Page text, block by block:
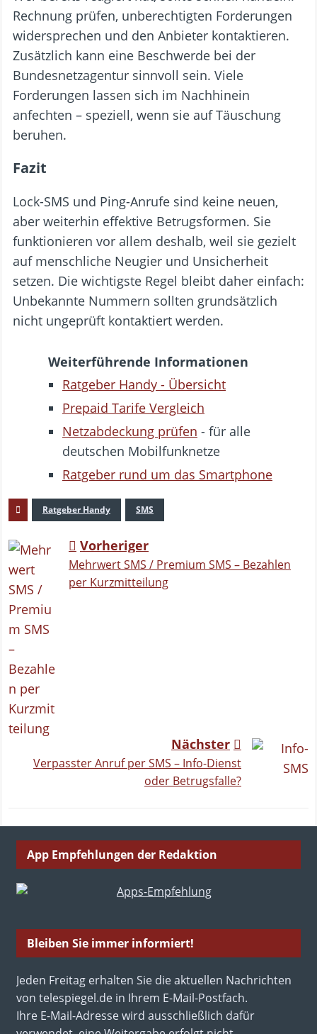
Rechnung prüfen, unberechtigten Forderungen
widersprechen und den Anbieter kontaktieren.
Zusätzlich kann eine Beschwerde bei der
Bundesnetzagentur sinnvoll sein. Viele
Forderungen lassen sich im Nachhinein
anfechten – speziell, wenn sie auf Täuschung
beruhen.
Fazit
Lock-SMS und Ping-Anrufe sind keine neuen,
aber weiterhin effektive Betrugsformen. Sie
funktionieren vor allem deshalb, weil sie gezielt
auf menschliche Neugier und Unsicherheit
setzen. Die wichtigste Regel bleibt daher einfach:
Unbekannte Nummern sollten grundsätzlich
nicht ungeprüft kontaktiert werden.
Weiterführende Informationen
Ratgeber Handy - Übersicht
Prepaid Tarife Vergleich
Netzabdeckung prüfen - für alle
deutschen Mobilfunknetze
Ratgeber rund um das Smartphone
Ratgeber Handy SMS
Vorheriger
Mehrwert SMS / Premium SMS – Bezahlen
per Kurzmitteilung
Nächster
Verpasster Anruf per SMS – Info-Dienst
oder Betrugsfalle?
App Empfehlungen der Redaktion
Bleiben Sie immer informiert!
Jeden Freitag erhalten Sie die aktuellen Nachrichten
von telespiegel.de in Ihrem E-Mail-Postfach.
Ihre E-Mail-Adresse wird ausschließlich dafür